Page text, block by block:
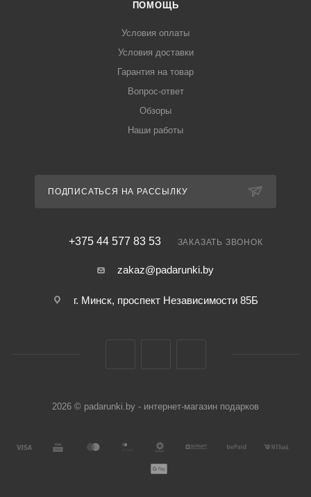
ПОМОЩЬ
Условия оплаты
Условия доставки
Гарантия на товар
Вопрос-ответ
Обзоры
Наши работы
ПОДПИСАТЬСЯ НА РАССЫЛКУ
+375 44 577 83 53 ЗАКАЗАТЬ ЗВОНОК
zakaz@padarunki.by
г. Минск, проспект Независимости 85Б
2026 © padarunki.by - интернет-магазин подарков